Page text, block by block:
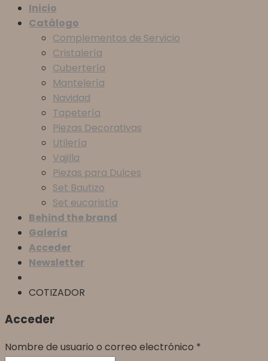
Inicio
Catálogo
Complementos de Servicio
Cristalería
Cubertería
Mantelería
Navidad
Tapetería
Piezas Decorativas
Utilería
Vajilla
Piezas para Dulces
Set Bautizo
Set eucaristía
Behind the brand
Galería
Acceder
Newsletter
COTIZADOR
Acceder
Nombre de usuario o correo electrónico *